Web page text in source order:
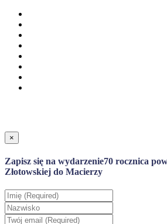
×
Zapisz się na wydarzenie70 rocznica
Złotowskiej do Macierzy